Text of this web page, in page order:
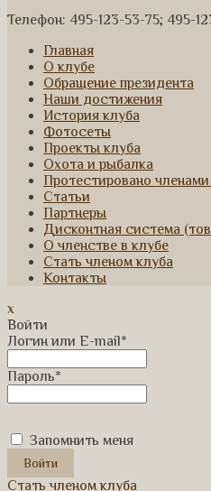
Телефон: 495-123-53-75; 495-
Главная
О клубе
Обращение президента
Наши достижения
История клуба
Фотосеты
Проекты клуба
Охота и рыбалка
Протестировано членами
Статьи
Партнеры
Дисконтная система
О членстве в клубе
Стать членом клуба
Контакты
x
Войти
Логин или E-mail*
Пароль*
Запомнить меня
Стать членом клуба